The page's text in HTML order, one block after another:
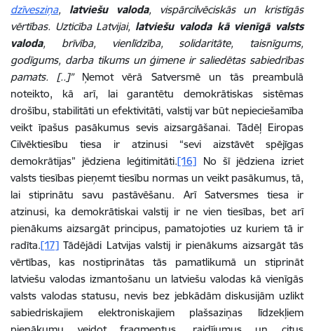
dzīvesziņa, latviešu valoda, vispārcilvēciskās un kristīgās
vērtības. Uzticība Latvijai, latviešu valoda kā vienīgā valsts
valoda, brīvība, vienlīdzība, solidaritāte, taisnīgums,
godīgums, darba tikums un ģimene ir saliedētas sabiedrības
pamats. [..]” Ņemot vērā Satversmē un tās preambulā
noteikto, kā arī, laigarantētu demokrātiskas sistēmas
drošību, stabilitāti un efektivitāti, valstij var būt nepieciešamība
veikt īpašus pasākumus sevis aizsargāšanai. Tādēļ Eiropas
Cilvēktiesību tiesa ir atzinusi “sevi aizstāvēt spējīgas
demokrātijas” jēdziena leģitimitāti.[16] No šī jēdziena izriet
valsts tiesības pieņemt tiesību normas un veikt pasākumus, tā,
lai stiprinātu savu pastāvēšanu. Arī Satversmes tiesa ir
atzinusi, ka demokrātiskai valstij ir ne vien tiesības, bet arī
pienākums aizsargāt principus, pamatojoties uz kuriem tā ir
radīta.[17] Tādējādi Latvijas valstij ir pienākums aizsargāt tās
vērtības, kas nostiprinātas tās pamatlikumā un stiprināt
latviešu valodas izmantošanu un latviešu valodas kā vienīgās
valsts valodas statusu, nevis bez jebkādām diskusijām uzlikt
sabiedriskajiem elektroniskajiem plašsaziņas līdzekļiem